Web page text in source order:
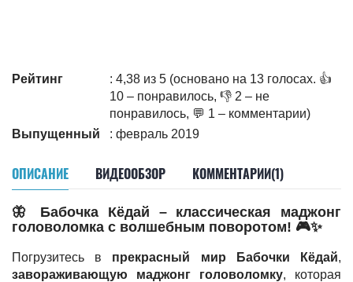
Рейтинг
: 4,38 из 5 (основано на 13 голосах. 👍
10 – понравилось, 👎 2 – не
понравилось, 💬 1 – комментарии)
Выпущенный
: февраль 2019
ОПИСАНИЕ ВИДЕООБЗОР КОММЕНТАРИИ(1)
🦋 Бабочка Кёдай – классическая маджонг
головоломка с волшебным поворотом! 🎮✨
Погрузитесь в прекрасный мир Бабочки Кёдай,
завораживающую маджонг головоломку, которая